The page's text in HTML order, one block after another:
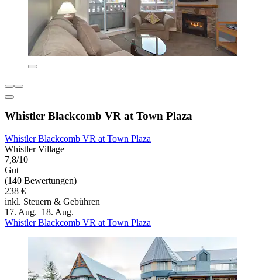
Whistler Blackcomb VR at Town Plaza
Whistler Blackcomb VR at Town Plaza
Whistler Village
7,8/10
Gut
(140 Bewertungen)
238 €
inkl. Steuern & Gebühren
17. Aug.–18. Aug.
Whistler Blackcomb VR at Town Plaza